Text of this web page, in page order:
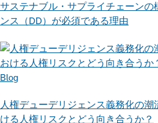
サステナブル・サプライチェーンの
ンス（DD）が必須である理由
Blog
人権デューデリジェンス義務化の
ける人権リスクとどう向き合うか？